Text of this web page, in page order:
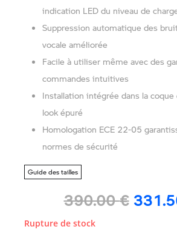
indication LED du niveau de
Suppression automatique des
vocale améliorée
Facile à utiliser même avec des
commandes intuitives
Installation intégrée dans la
look épuré
Homologation ECE 22-05
normes de sécurité
Guide des tailles
390.00€
Rupture de stock